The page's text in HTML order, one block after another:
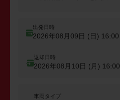
出発日時
2026年08月09日 (日) 16:00
返却日時
2026年08月10日 (月) 16:00
車両タイプ